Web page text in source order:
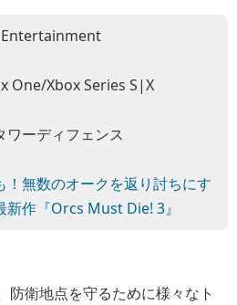
Entertainment
One/Xbox Series S|X
ワーディフェンス
！無数のオークを返り討ちにす
作『Orcs Must Die! 3』
防衛地点を守るために様々なト